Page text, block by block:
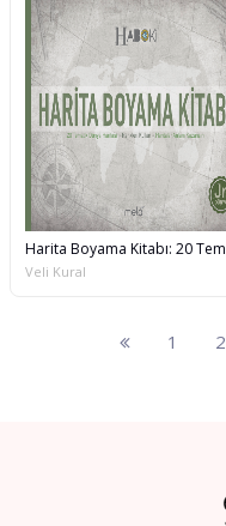
Veli Kural
1 2